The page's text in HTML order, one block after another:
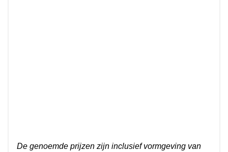
De genoemde prijzen zijn inclusief vormgeving van